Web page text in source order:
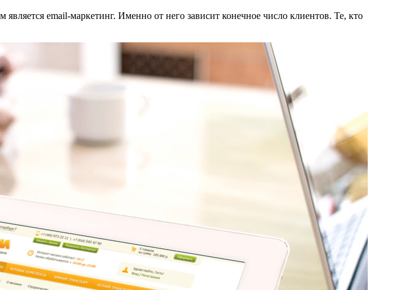
email-маркетинг. Именно от него зависит конечное число клиентов. Те, кто